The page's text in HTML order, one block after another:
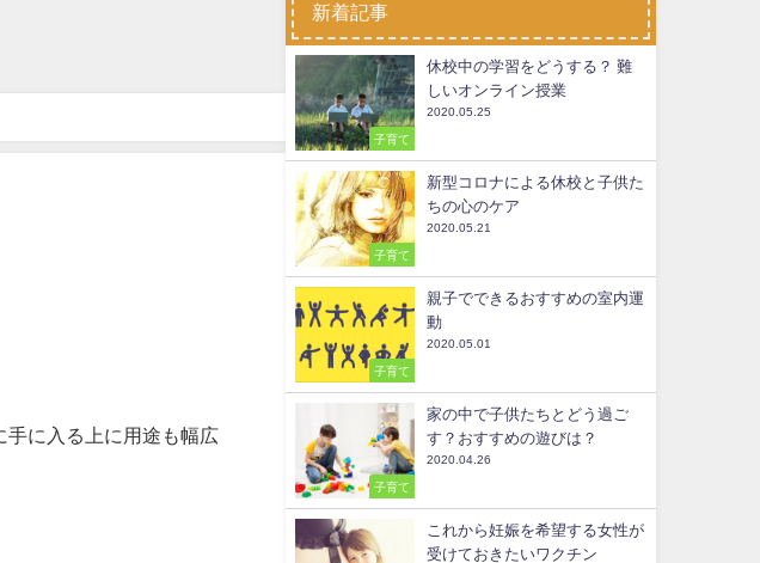
手に入る上に用途も幅広
新着記事
子育て
休校中の学習をどうする？ 難
しいオンライン授業
2020.05.25
子育て
新型コロナによる休校と子供た
ちの心のケア
2020.05.21
子育て
親子でできるおすすめの室内運
動
2020.05.01
子育て
家の中で子供たちとどう過ご
す？おすすめの遊びは？
2020.04.26
これから妊娠を希望する女性が
受けておきたいワクチン